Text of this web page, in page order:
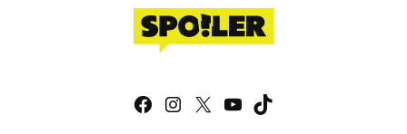
Facebook
Instagram
X YouTube